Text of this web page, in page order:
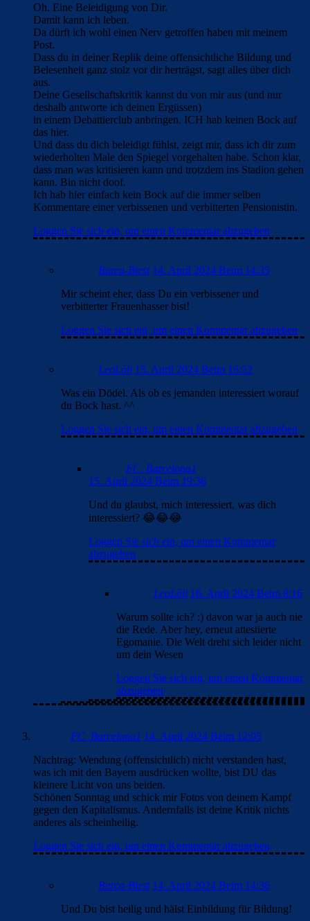
Oh. Eine Beleidigung von Dir.
Damit kann ich leben.
Da dürft ich wohl einen Nerv getroffen haben mit meinem
Post.
Dass du in deiner Replik deine offensichtliche Bildung und
Belesenheit ganz stolz vor dir herträgst, sagt alles über dich
aus.
Deine Gesellschaftskritik kannst du von mir aus (und nur
deshalb antworte ich deinen Ergüssen)
in einem Debattierclub anbringen. ICH hab keinen Bock auf
das hier.
Und dass du dich beleidigt fühlst, zeigt mir, dass ich dir zum
wiederholten Male den Spiegel vorgehalten habe. Schon klar,
dass man was kritisieren kann und trotzdem ins Stadion gehen
kann. Bin nicht doof.
Ich hab hier einfach kein Bock auf die immer selben
Kommentare einer verbissenen und verbitterten Pensionistin.
Loggen Sie sich ein, um einen Kommentar abzugeben
Barca-Biest 14. April 2024 Beim 14:35
Mir scheint eher, dass Du ein verbissener und
verbitterter Frauenhasser bist!
Loggen Sie sich ein, um einen Kommentar abzugeben
LeoLöli 15. April 2024 Beim 16:52
Was ein Dödel. Als ob es jemanden interessiert worauf
du Bock hast. ^^
Loggen Sie sich ein, um einen Kommentar abzugeben
FC_Barcelona1
15. April 2024 Beim 19:36
Und du glaubst, mich interessiert, was dich
interessiert? 😂😂😂
Loggen Sie sich ein, um einen Kommentar
abzugeben
LeoLöli 16. April 2024 Beim 8:16
Warum sollte ich? :) davon war ja auch nie
die Rede. Aber hey, erneut attestierte
Egomanie. Die Welt dreht sich leider nicht
um dein Wesen
Loggen Sie sich ein, um einen Kommentar
abzugeben
FC_Barcelona1 14. April 2024 Beim 12:05
Nachtrag: Wendung (offensichtlich) nicht verstanden hast,
was ich mit den Bayern ausdrücken wollte, bist DU das
kleinere Licht von uns beiden.
Schönen Sonntag und schick mir Fotos von deinem Kampf
gegen den Kapitalismus. Andernfalls ist deine Kritik nichts
anderes als scheinheilig.
Loggen Sie sich ein, um einen Kommentar abzugeben
Barca-Biest 14. April 2024 Beim 14:36
Und Du bist heilig und hälst Einbildung für Bildung!